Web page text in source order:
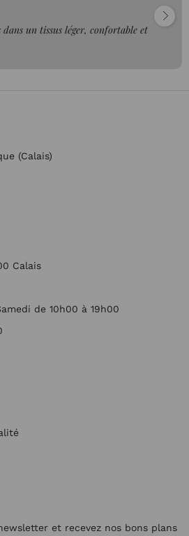
dans un tissus léger, confortable et
(Calais)
Calais
de 10h00 à 19h00
et recevez nos bons plans